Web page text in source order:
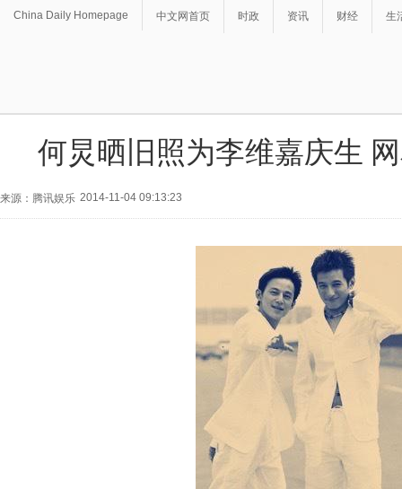
China Daily Homepage 中文网首页 时政 资讯 财经 生
何炅晒旧照为李维嘉庆生
来源：腾讯娱乐 2014-11-04 09:13:23